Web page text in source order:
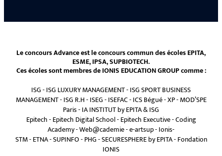
Le concours Advance est le concours commun des écoles EPITA,
ESME, IPSA, SUPBIOTECH.
Ces écoles sont membres de IONIS EDUCATION GROUP comme :
ISG-ISG LUXURY MANAGEMENT-ISG SPORT BUSINESS
MANAGEMENT-ISG R.H-ISEG-ISEFAC-ICS Bégué-XP-MOD’SPE
Paris-IA INSTITUT by EPITA & ISG
Epitech-Epitech Digital School-Epitech Executive-Coding
Academy-Web@cademie-e-artsup-Ionis-
STM-ETNA-SUPINFO-PHG-SECURESPHERE by EPITA-Fondation
IONIS